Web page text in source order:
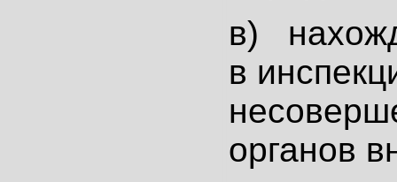
в)
в
органов